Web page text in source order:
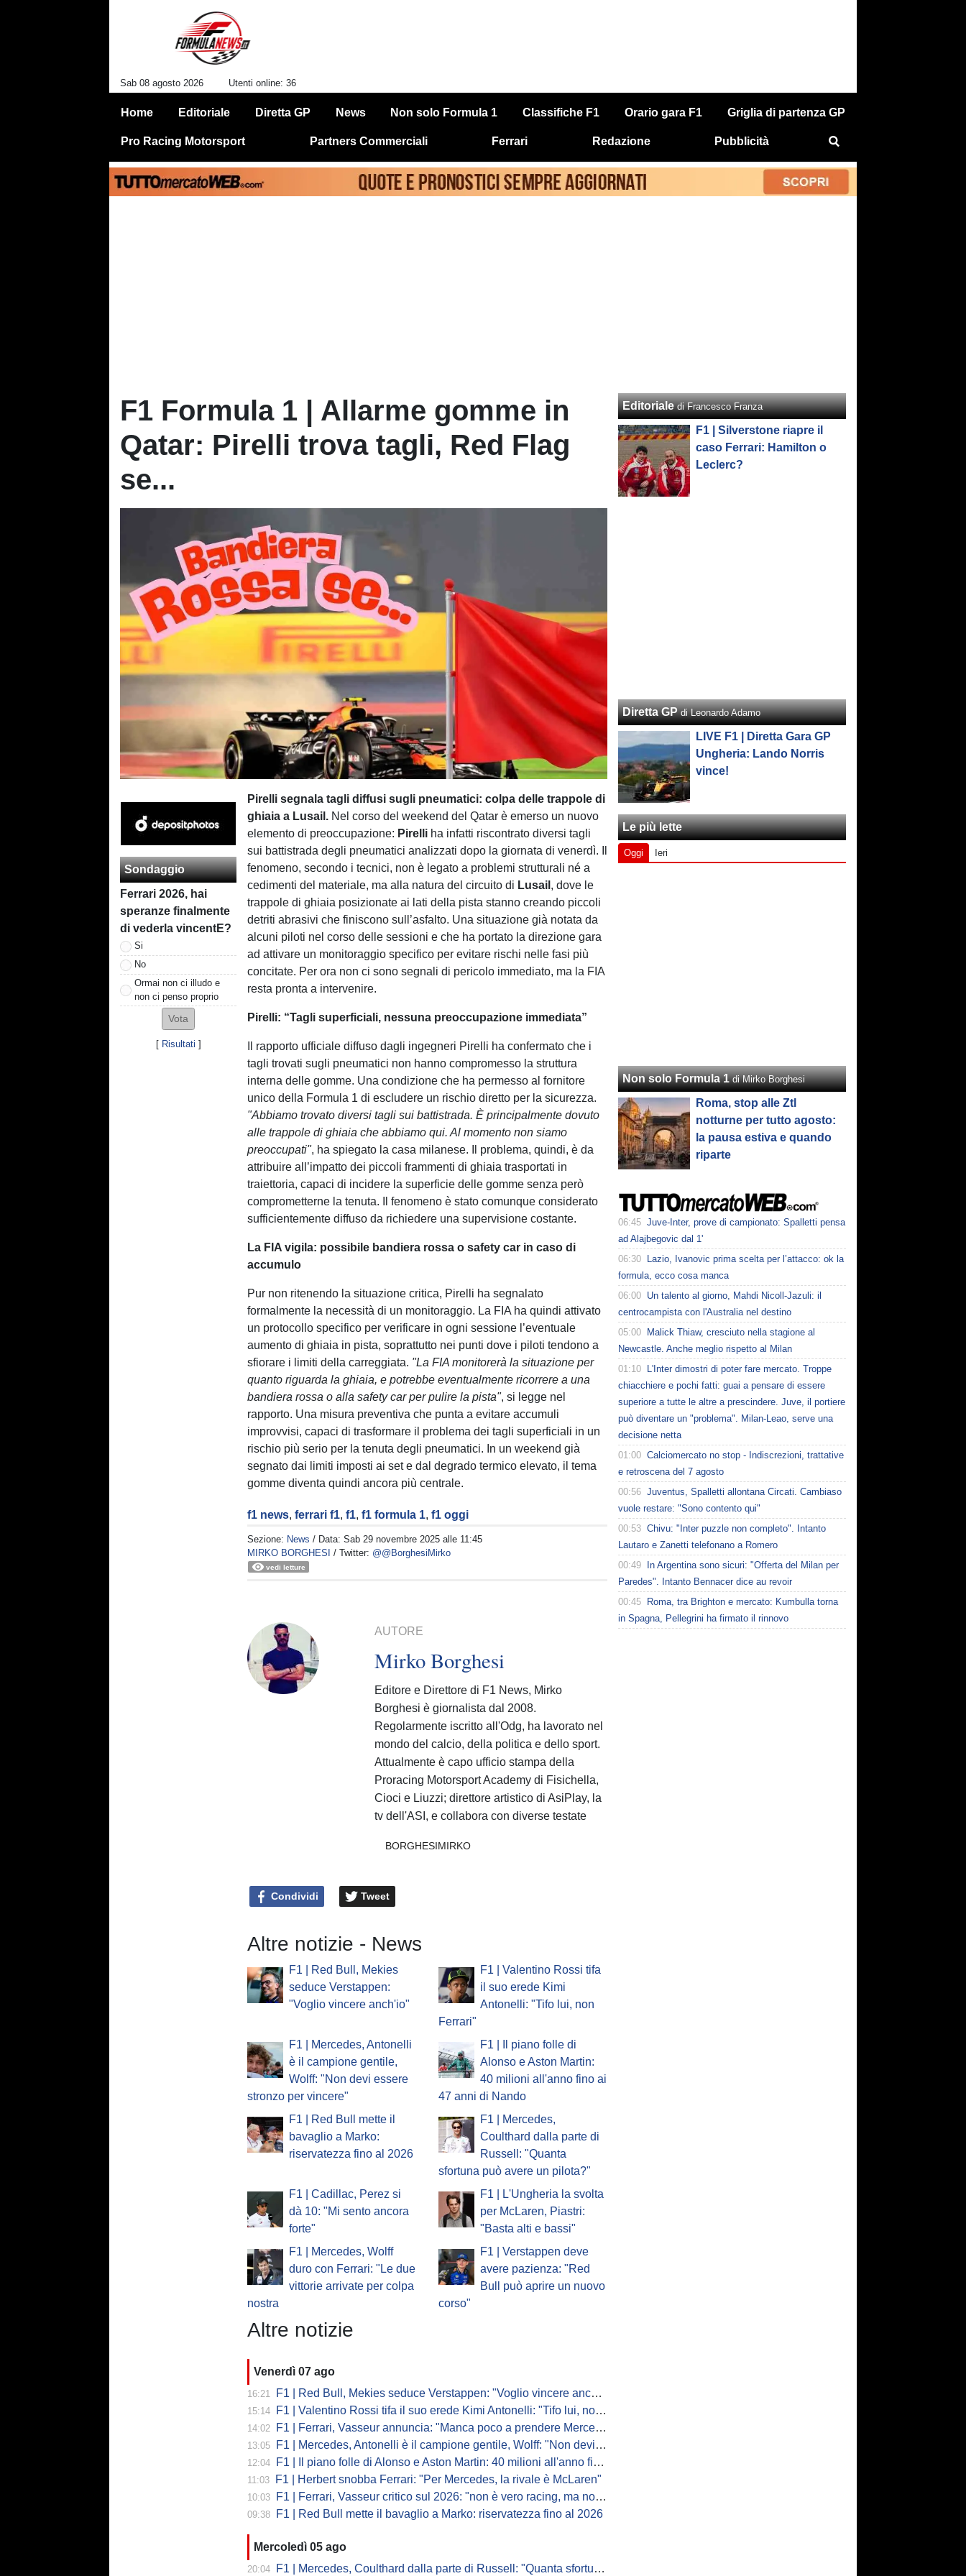
Sab 08 agosto 2026 Utenti online: 36
Home Editoriale Diretta GP News Non solo Formula 1 Classifiche F1 Orario gara F1 Griglia di partenza GP
Pro Racing Motorsport Partners Commerciali Ferrari Redazione Pubblicità
F1 Formula 1 | Allarme gomme in
Qatar: Pirelli trova tagli, Red Flag
se...
Sondaggio
Ferrari 2026, hai
speranze finalmente
di vederla vincentE?
Si
No
Ormai non ci illudo e
non ci penso proprio
[ Risultati ]
Pirelli segnala tagli diffusi sugli pneumatici: colpa delle trappole di
ghiaia a Lusail. Nel corso del weekend del Qatar è emerso un nuovo
elemento di preoccupazione: Pirelli ha infatti riscontrato diversi tagli
sui battistrada degli pneumatici analizzati dopo la giornata di venerdì. Il
fenomeno, secondo i tecnici, non è legato a problemi strutturali né a
cedimenti del materiale, ma alla natura del circuito di Lusail , dove le
trappole di ghiaia posizionate ai lati della pista stanno creando piccoli
detriti abrasivi che finiscono sull’asfalto. Una situazione già notata da
alcuni piloti nel corso delle sessioni e che ha portato la direzione gara
ad attivare un monitoraggio specifico per evitare rischi nelle fasi più
concitate. Per ora non ci sono segnali di pericolo immediato, ma la FIA
resta pronta a intervenire.
Pirelli: “Tagli superficiali, nessuna preoccupazione immediata”
Il rapporto ufficiale diffuso dagli ingegneri Pirelli ha confermato che i
tagli trovati sugli pneumatici non hanno compromesso la struttura
interna delle gomme. Una condizione che ha permesso al fornitore
unico della Formula 1 di escludere un rischio diretto per la sicurezza.
"Abbiamo trovato diversi tagli sui battistrada. È principalmente dovuto
alle trappole di ghiaia che abbiamo qui. Al momento non siamo
preoccupati", ha spiegato la casa milanese. Il problema, quindi, è da
attribuire all’impatto dei piccoli frammenti di ghiaia trasportati in
traiettoria, capaci di incidere la superficie delle gomme senza però
comprometterne la tenuta. Il fenomeno è stato comunque considerato
sufficientemente diffuso da richiedere una supervisione costante.
La FIA vigila: possibile bandiera rossa o safety car in caso di
accumulo
Pur non ritenendo la situazione critica, Pirelli ha segnalato
formalmente la necessità di un monitoraggio. La FIA ha quindi attivato
un protocollo specifico per verificare in ogni sessione l’eventuale
aumento di ghiaia in pista, soprattutto nei punti dove i piloti tendono a
sfiorare i limiti della carreggiata. "La FIA monitorerà la situazione per
quanto riguarda la ghiaia, e potrebbe eventualmente ricorrere a una
bandiera rossa o alla safety car per pulire la pista", si legge nel
rapporto. Una misura preventiva che punta a evitare accumuli
improvvisi, capaci di trasformare il problema dei tagli superficiali in un
rischio più serio per la tenuta degli pneumatici. In un weekend già
segnato dai limiti imposti ai set e dal degrado termico elevato, il tema
gomme diventa quindi ancora più centrale.
f1 news,ferrari f1,f1,f1 formula 1,f1 oggi
Sezione: News / Data:Sab 29 novembre 2025 alle 11:45
MIRKO BORGHESI
/ Twitter: @@BorghesiMirko
vedi letture
AUTORE
Mirko Borghesi
Editore e Direttore di F1 News, Mirko
Borghesi è giornalista dal 2008.
Regolarmente iscritto all'Odg, ha lavorato nel
mondo del calcio, della politica e dello sport.
Attualmente è capo ufficio stampa della
Proracing Motorsport Academy di Fisichella,
Cioci e Liuzzi; direttore artistico di AsiPlay, la
tv dell'ASI, e collabora con diverse testate
BORGHESIMIRKO
Condividi Tweet
Altre notizie - News
F1 | Red Bull, Mekies
seduce Verstappen:
"Voglio vincere anch'io"
F1 | Valentino Rossi tifa
il suo erede Kimi
Antonelli: "Tifo lui, non
Ferrari"
F1 | Mercedes, Antonelli
è il campione gentile,
Wolff: "Non devi essere
stronzo per vincere"
F1 | Il piano folle di
Alonso e Aston Martin:
40 milioni all'anno fino ai
47 anni di Nando
F1 | Red Bull mette il
bavaglio a Marko:
riservatezza fino al 2026
F1 | Mercedes,
Coulthard dalla parte di
Russell: "Quanta
sfortuna può avere un pilota?"
F1 | Cadillac, Perez si
dà 10: "Mi sento ancora
forte"
F1 | L'Ungheria la svolta
per McLaren, Piastri:
"Basta alti e bassi"
F1 | Mercedes, Wolff
duro con Ferrari: "Le due
vittorie arrivate per colpa
nostra
F1 | Verstappen deve
avere pazienza: "Red
Bull può aprire un nuovo
corso"
Altre notizie
Venerdì 07 ago
16:21 F1 | Red Bull, Mekies seduce Verstappen: "Voglio vincere anch'io"
15:14 F1 | Valentino Rossi tifa il suo erede Kimi Antonelli: "Tifo lui, non Ferrari"
14:02 F1 | Ferrari, Vasseur annuncia: "Manca poco a prendere Mercedes, ma non basterà l'ADUO"
13:05 F1 | Mercedes, Antonelli è il campione gentile, Wolff: "Non devi essere stronzo per vincere"
12:04 F1 | Il piano folle di Alonso e Aston Martin: 40 milioni all'anno fino ai 47 anni di Nando
11:03 F1 | Herbert snobba Ferrari: "Per Mercedes, la rivale è McLaren"
10:03 F1 | Ferrari, Vasseur critico sul 2026: "non è vero racing, ma non è artificiale"
09:38 F1 | Red Bull mette il bavaglio a Marko: riservatezza fino al 2026
Mercoledì 05 ago
20:04 F1 | Mercedes, Coulthard dalla parte di Russell: "Quanta sfortuna può avere un pilota?"
Editoriale di Francesco Franza
F1 | Silverstone riapre il
caso Ferrari: Hamilton o
Leclerc?
Diretta GP di Leonardo Adamo
LIVE F1 | Diretta Gara GP
Ungheria: Lando Norris
vince!
Le più lette
Oggi Ieri
Non solo Formula 1 di Mirko Borghesi
Roma, stop alle Ztl
notturne per tutto agosto:
la pausa estiva e quando
riparte
06:45 Juve-Inter, prove di campionato: Spalletti pensa
ad Alajbegovic dal 1'
06:30
Lazio, Ivanovic prima scelta per l’attacco: ok la
formula, ecco cosa manca
06:00 Un talento al giorno, Mahdi Nicoll-Jazuli: il
centrocampista con l'Australia nel destino
05:00
Malick Thiaw, cresciuto nella stagione al
Newcastle. Anche meglio rispetto al Milan
01:10
L'Inter dimostri di poter fare mercato. Troppe
chiacchiere e pochi fatti: guai a pensare di essere
superiore a tutte le altre a prescindere. Juve, il portiere
può diventare un "problema". Milan-Leao, serve una
decisione netta
01:00 Calciomercato no stop - Indiscrezioni, trattative
e retroscena del 7 agosto
00:56 Juventus, Spalletti allontana Circati. Cambiaso
vuole restare: "Sono contento qui"
00:53 Chivu: "Inter puzzle non completo". Intanto
Lautaro e Zanetti telefonano a Romero
00:49
In Argentina sono sicuri: "Offerta del Milan per
Paredes". Intanto Bennacer dice au revoir
00:45
Roma, tra Brighton e mercato: Kumbulla torna
in Spagna, Pellegrini ha firmato il rinnovo